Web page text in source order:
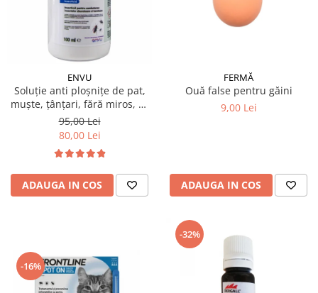
ENVU
Soluție anti ploșnițe de pat,
muște, țânțari, fără miros, K-
OTHRINE SC 7.5 Flow 100 ml
95,00 Lei
80,00 Lei
ADAUGA IN COS
FERMĂ
Ouă false pentru găini
9,00 Lei
ADAUGA IN COS
-16%
-32%